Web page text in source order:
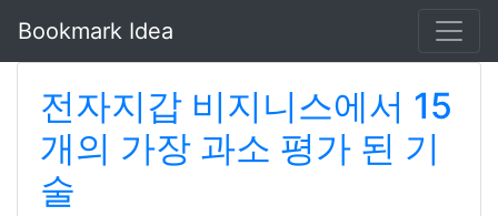
Bookmark Idea
전자지갑 비지니스에서 15
개의 가장 과소 평가 된 기
술